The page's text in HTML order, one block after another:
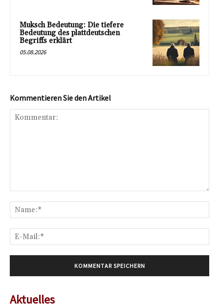
Muksch Bedeutung: Die tiefere
Bedeutung des plattdeutschen
Begriffs erklärt
05.08.2026
Kommentieren Sie den Artikel
Aktuelles